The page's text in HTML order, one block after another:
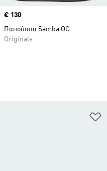
Price
€ 130
Παπούτσια Samba OG
Originals